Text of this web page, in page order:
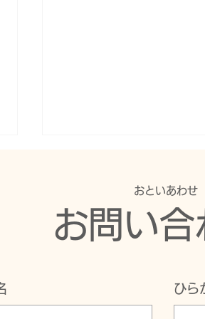
ラジオで宣伝！
​おといあわせ
お問い合
ひら